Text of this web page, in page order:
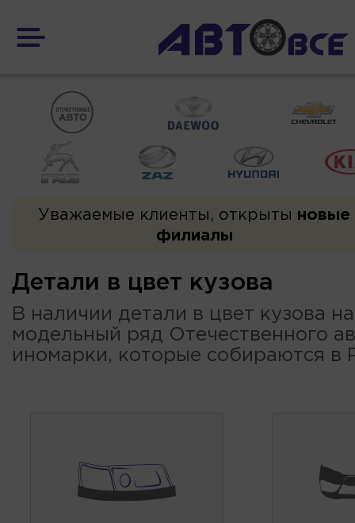
Уважаемые клиенты, открыты новые
филиалы
Детали в цвет кузова
В наличии детали в цвет кузова
модельный ряд Отечественного
иномарки, которые собираются в